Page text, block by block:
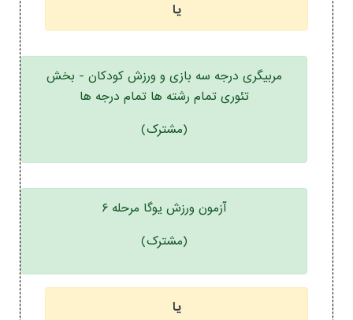
یا
مربیگری درجه سه بازی و ورزش کودکان - بخش
تئوری تمام رشته ها تمام درجه ها
(مشترک)
آزمون ورزش یوگا مرحله ۶
(مشترک)
یا